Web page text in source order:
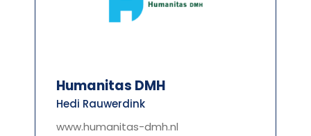
Humanitas DMH
Hedi Rauwerdink
www.humanitas-dmh.nl